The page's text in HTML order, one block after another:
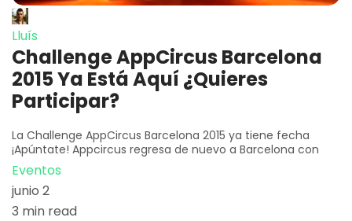
Lluís
Challenge AppCircus Barcelona
2015 Ya Está Aquí ¿Quieres
Participar?
La Challenge AppCircus Barcelona 2015 ya tiene fecha
¡Apúntate! Appcircus regresa de nuevo a Barcelona con
Eventos
junio 2
3 min read